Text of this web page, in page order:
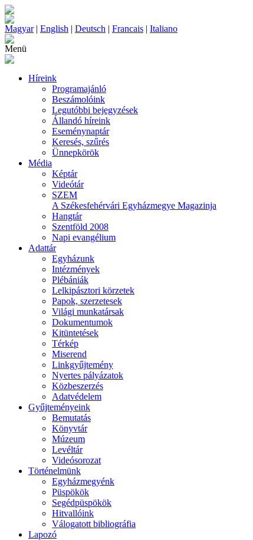
Magyar| English | Deutsch | Francais | Italiano
Menü
Híreink
Programajánló
Beszámolóink
Legutóbbi bejegyzések
Állandó híreink
Eseménynaptár
Keresés, szűrés
Ünnepkörök
Média
Képtár
Videótár
SZEM
A Székesfehérvári Egyházmegye Magazinja
Hangtár
Szentföld 2008
Napi evangélium
Adattár
Egyházunk
Intézmények
Plébániák
Lelkipásztori körzetek
Papok, szerzetesek
Világi munkatársak
Dokumentumok
Kitüntetések
Térkép
Miserend
Linkgyűjtemény
Nyertes pályázatok
Közbeszerzés
Adatvédelem
Gyűjteményeink
Bemutatás
Könyvtár
Múzeum
Levéltár
Videósorozat
Történelmünk
Egyházmegyénk
Püspökök
Segédpüspökök
Hitvallóink
Válogatott bibliográfia
Lapozó